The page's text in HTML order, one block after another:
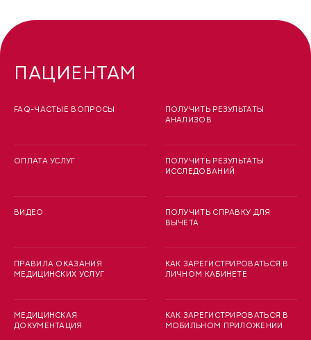
ПАЦИЕНТАМ
FAQ-ЧАСТЫЕ ВОПРОСЫ
ОПЛАТА УСЛУГ
ВИДЕО
ПРАВИЛА ОКАЗАНИЯ
МЕДИЦИНСКИХ УСЛУГ
МЕДИЦИНСКАЯ
ДОКУМЕНТАЦИЯ
ПОЛУЧИТЬ РЕЗУЛЬТАТЫ
АНАЛИЗОВ
ПОЛУЧИТЬ РЕЗУЛЬТАТЫ
ИССЛЕДОВАНИЙ
ПОЛУЧИТЬ СПРАВКУ ДЛЯ
ВЫЧЕТА
КАК ЗАРЕГИСТРИРОВАТЬСЯ В
ЛИЧНОМ КАБИНЕТЕ
КАК ЗАРЕГИСТРИРОВАТЬСЯ В
МОБИЛЬНОМ ПРИЛОЖЕНИИ